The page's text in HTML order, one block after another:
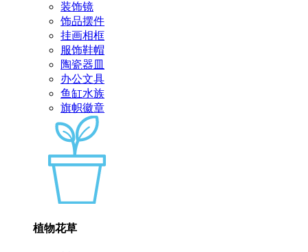
装饰镜
饰品摆件
挂画相框
服饰鞋帽
陶瓷器皿
办公文具
鱼缸水族
旗帜徽章
植物花草